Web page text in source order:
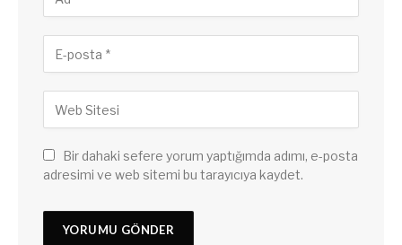
Bir dahaki sefere yorum yaptığımda adımı, e-posta
adresimi ve web sitemi bu tarayıcıya kaydet.